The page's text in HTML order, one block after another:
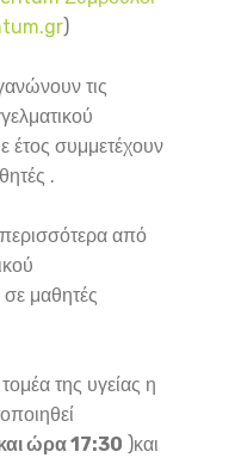
)
τις
έτος συμμετέχουν
.
από
μαθητές
της υγείας η
ώρα 17:30 )και